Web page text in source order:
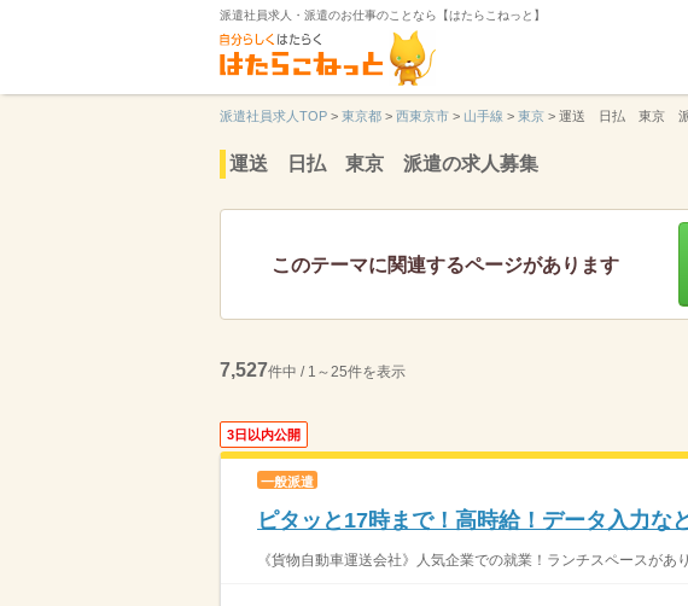
派遣社員求人・派遣のお仕事のことなら【はたらこねっと】
派遣社員求人TOP > 東京都 > 西東京市 > 山手線 > 東京 > 運送 日払 東京 派
運送 日払 東京 派遣の求人募集
このテーマに関連するページがあります
7,527件中 / 1～25件を表示
3日以内公開
一般派遣
ピタッと17時まで！高時給！データ入力な
《貨物自動車運送会社》人気企業での就業！ランチスペース